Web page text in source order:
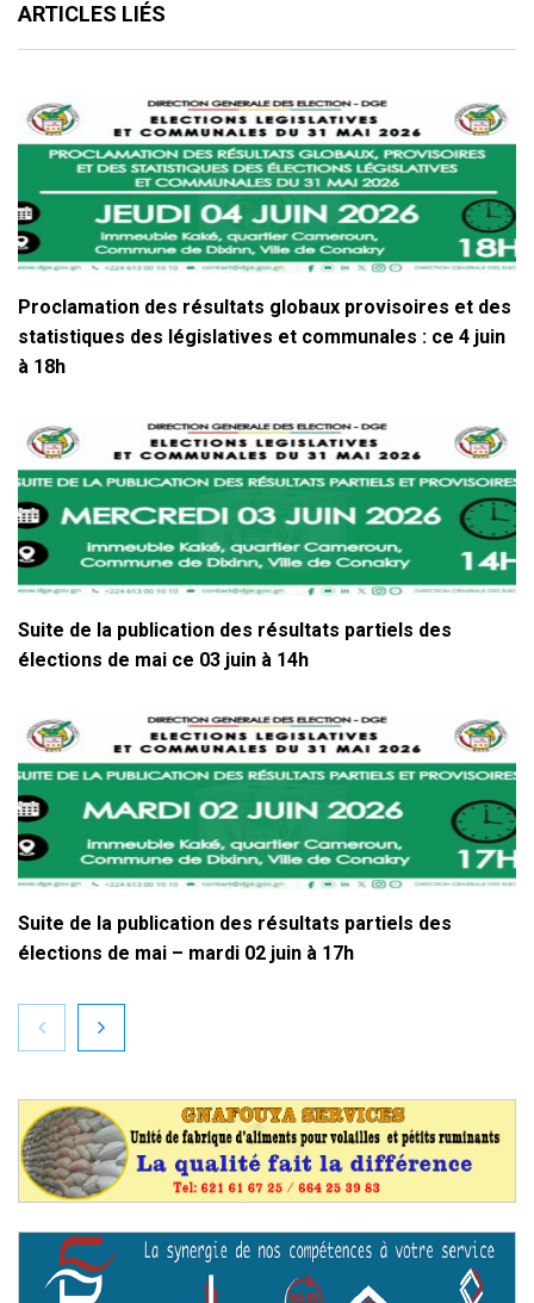
ARTICLES LIÉS
Proclamation des résultats globaux provisoires et des
statistiques des législatives et communales : ce 4 juin
à 18h
Suite de la publication des résultats partiels des
élections de mai ce 03 juin à 14h
Suite de la publication des résultats partiels des
élections de mai – mardi 02 juin à 17h